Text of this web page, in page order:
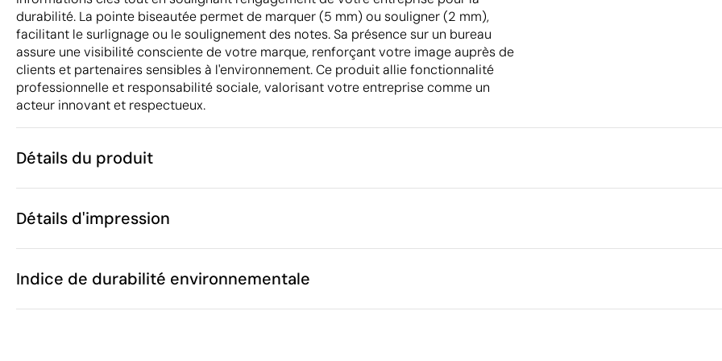
durabilité. La pointe biseautée permet de marquer (5 mm) ou souligner (2 mm),
facilitant le surlignage ou le soulignement des notes. Sa présence sur un bureau
assure une visibilité consciente de votre marque, renforçant votre image auprès de
clients et partenaires sensibles à l'environnement. Ce produit allie fonctionnalité
professionnelle et responsabilité sociale, valorisant votre entreprise comme un
acteur innovant et respectueux.
Détails du produit
Caractéristiques
Code du produit
Poids
17 g
Matière
R-PET
Emballage
Volume de la boîte extérieure
Détails d'impression
Indice de durabilité environnementale